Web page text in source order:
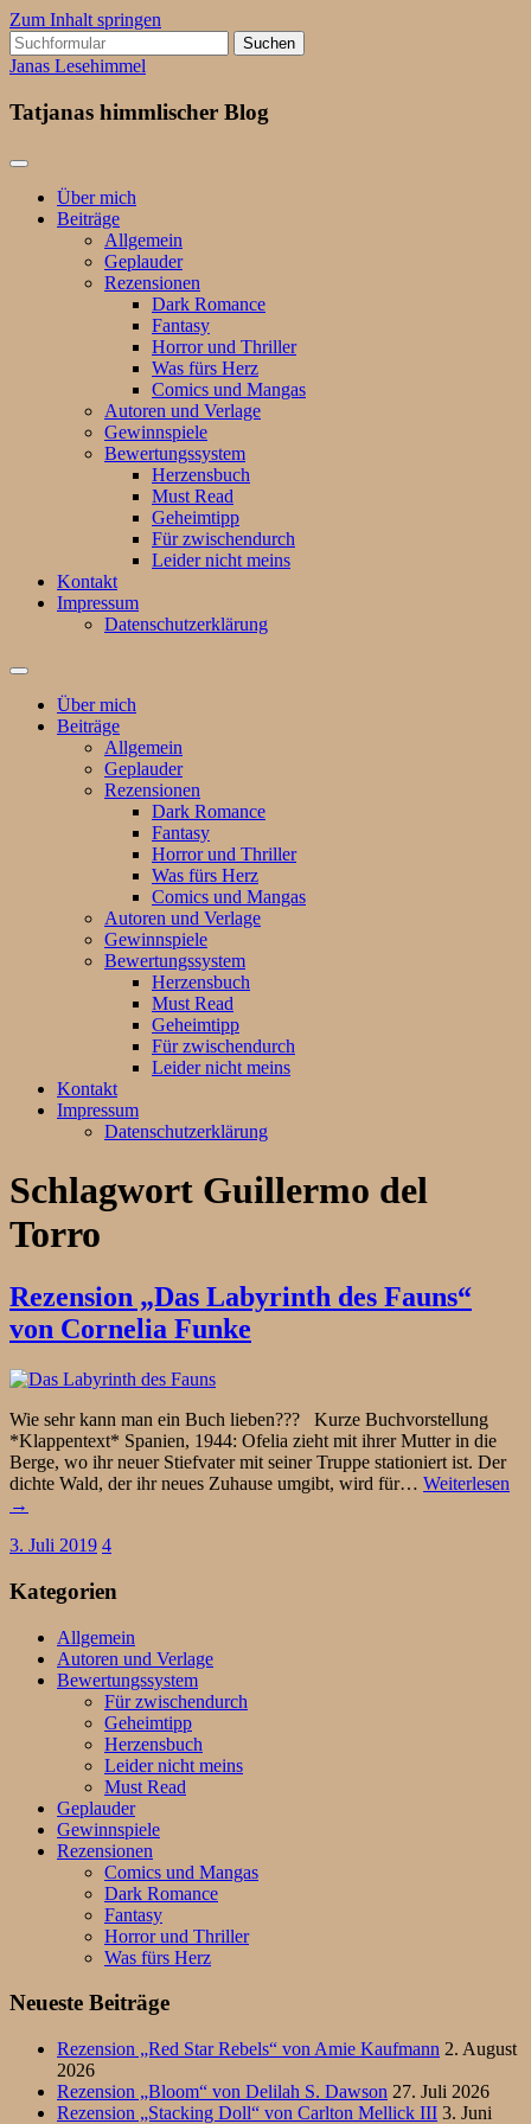
Zum Inhalt springen
Suchen
nach:
Janas Lesehimmel
Tatjanas himmlischer Blog
Über mich
Beiträge
Allgemein
Geplauder
Rezensionen
Dark Romance
Fantasy
Horror und Thriller
Was fürs Herz
Comics und Mangas
Autoren und Verlage
Gewinnspiele
Bewertungssystem
Herzensbuch
Must Read
Geheimtipp
Für zwischendurch
Leider nicht meins
Kontakt
Impressum
Datenschutzerklärung
Suchfeld
ein-/ausblenden
Über mich
Beiträge
Allgemein
Geplauder
Rezensionen
Dark Romance
Fantasy
Horror und Thriller
Was fürs Herz
Comics und Mangas
Autoren und Verlage
Gewinnspiele
Bewertungssystem
Herzensbuch
Must Read
Geheimtipp
Für zwischendurch
Leider nicht meins
Kontakt
Impressum
Datenschutzerklärung
Schlagwort Guillermo del
Torro
Rezension „Das Labyrinth des Fauns“
von Cornelia Funke
Wie sehr kann man ein Buch lieben??? Kurze Buchvorstellung
*Klappentext* Spanien, 1944: Ofelia zieht mit ihrer Mutter in die
Berge, wo ihr neuer Stiefvater mit seiner Truppe stationiert ist. Der
dichte Wald, der ihr neues Zuhause umgibt, wird für… Weiterlesen
→
3. Juli 2019 4
Kategorien
Allgemein
Autoren und Verlage
Bewertungssystem
Für zwischendurch
Geheimtipp
Herzensbuch
Leider nicht meins
Must Read
Geplauder
Gewinnspiele
Rezensionen
Comics und Mangas
Dark Romance
Fantasy
Horror und Thriller
Was fürs Herz
Neueste Beiträge
Rezension „Red Star Rebels“ von Amie Kaufmann 2. August
2026
Rezension „Bloom“ von Delilah S. Dawson 27. Juli 2026
Rezension „Stacking Doll“ von Carlton Mellick III 3. Juni